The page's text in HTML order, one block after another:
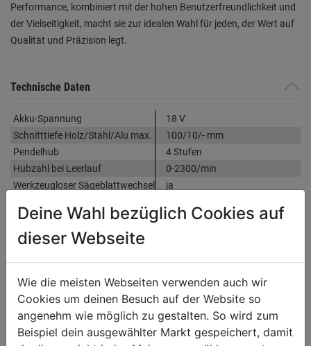
Performance, kombiniert mit der hohen Benutzerfreundlichkeit und
der Vielseitigkeit, macht sie zur idealen Wahl für jeden, der Wert auf
Qualität und Präzision legt.
Technische Daten
Akku-Spannung
18 V
Schnitttiefe Holz/Stahl/Alu max.
100/10/- mm
Pendelhub
4 Stufen
Hubzahl bei Leerlauf
0-2300/min
Werkzeugloser Sägeblattwechsel
ja
Gewicht
1,80 kg (ohne Akku)
Weitere Produktmerkmale
anschließbar, Mitglied der
Workers Best 18V Cordless
Power Family
Zubehör
Parallelanschlag, 2
Deine Wahl bezüglich Cookies auf
dieser Webseite
Wie die meisten Webseiten verwenden auch wir
Cookies um deinen Besuch auf der Website so
angenehm wie möglich zu gestalten. So wird zum
Beispiel dein ausgewählter Markt gespeichert, damit